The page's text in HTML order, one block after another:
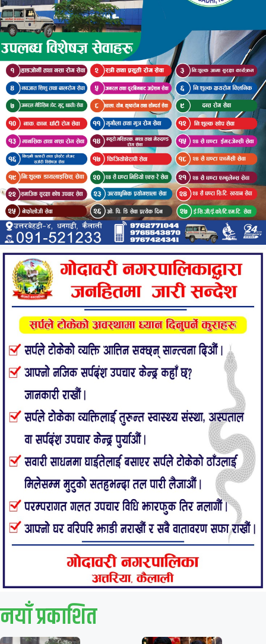
नयाँ प्रकाशित